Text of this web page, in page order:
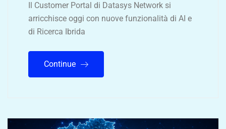
Il Customer Portal di Datasys Network si
arricchisce oggi con nuove funzionalità di AI e
di Ricerca Ibrida
Continue